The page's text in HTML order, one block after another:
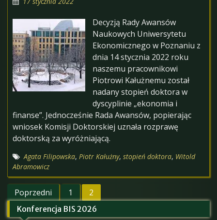
Decyzją Rady Awansów
Naukowych Uniwersytetu
Ekonomicznego w Poznaniu z
dnia 14 stycznia 2022 roku
naszemu pracownikowi
Piotrowi Kałużnemu został
nadany stopień doktora w
dyscyplinie „ekonomia i
finanse”. Jednocześnie Rada Awansów, popierając
wniosek Komisji Doktorskiej uznała rozprawę
doktorską za wyróżniającą.
Agata Filipowska, Piotr Kałużny, stopień doktora, Witold
Abramowicz
Stronicowanie
wpisów
Poprzedni 1 2
Konferencja BIS 2026